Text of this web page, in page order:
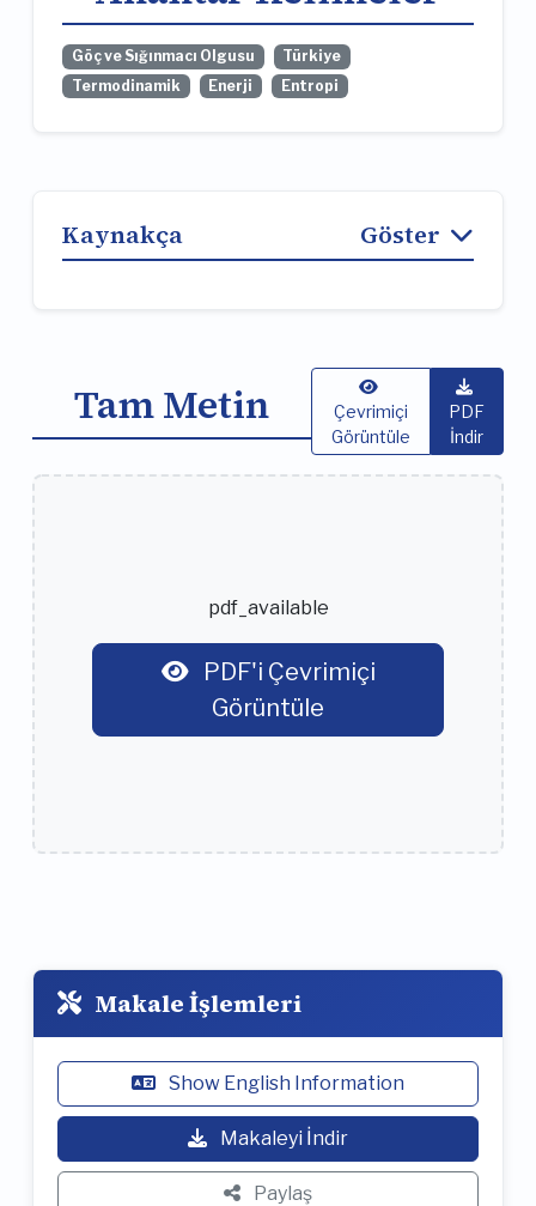
Göç ve Sığınmacı Olgusu
Türkiye
Termodinamik
Enerji Entropi
Kaynakça Göster
Tam Metin
Çevrimiçi
Görüntüle
PDF
İndir
pdf_available
Görüntüle
Makale İşlemleri
Show English Information
Makaleyi İndir
Paylaş